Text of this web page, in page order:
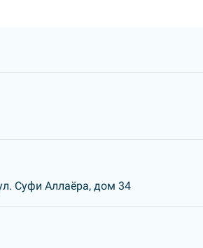
Суфи Аллаёра, дом 34